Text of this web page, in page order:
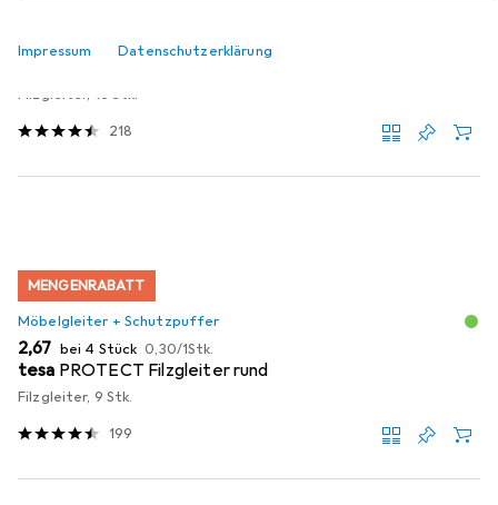
Impressum Datenschutzerklärung
EUR
4,17 bei 4 Stück 0,26/1Stk.
Filzgleiter, 16 Stk.
218
MENGENRABATT
Möbelgleiter + Schutzpuffer
EUR
2,67 bei 4 Stück EUR
0,30/1Stk.
tesa PROTECT Filzgleiter rund
Filzgleiter, 9 Stk.
199